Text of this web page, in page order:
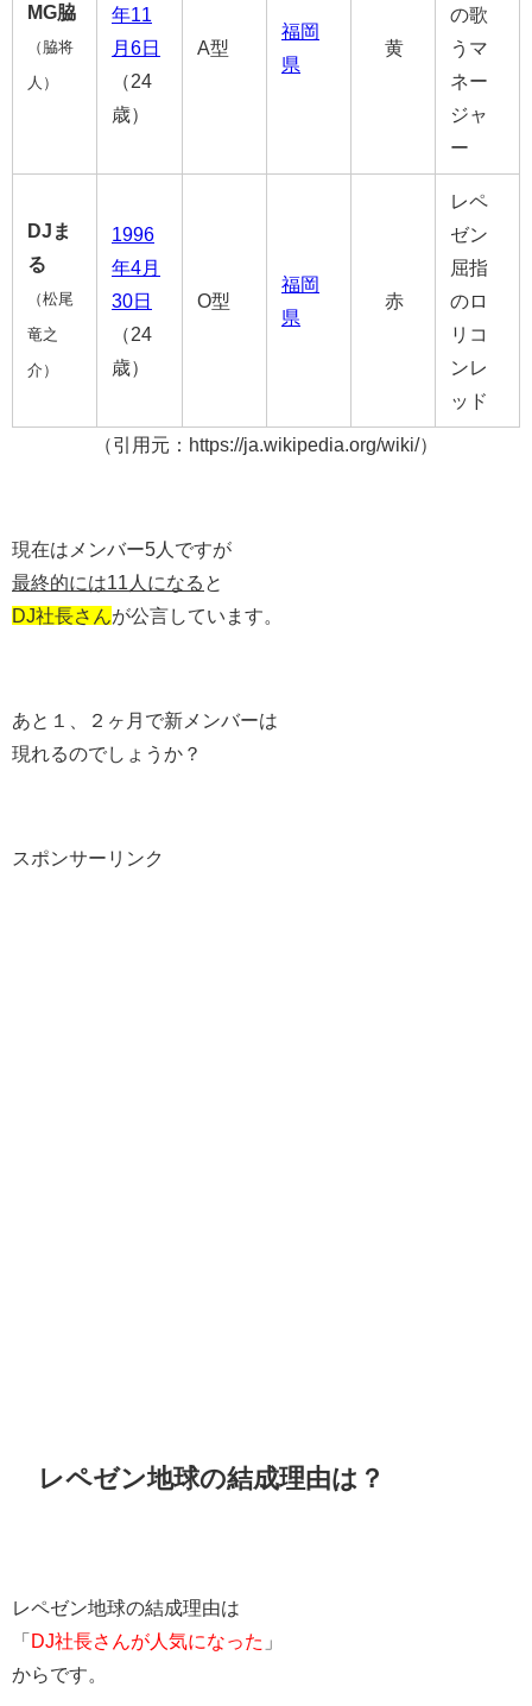
MG脇
（脇将
人）
年11
月6日
（24
歳）
A型
福岡
県
黄
の歌
うマ
ネー
ジャ
ー
DJま
る
（松尾
竜之
介）
1996
年4月
30日
（24
歳）
O型
福岡
県
赤
レペ
ゼン
屈指
のロ
リコ
ンレ
ッド
（引用元：https://ja.wikipedia.org/wiki/）
現在はメンバー5人ですが
最終的には11人になる と
DJ社長さん が公言しています。
あと１、２ヶ月で新メンバーは
現れるのでしょうか？
スポンサーリンク
レペゼン地球の結成理由は？
レペゼン地球の結成理由は
「 DJ社長さんが人気になった 」
からです。